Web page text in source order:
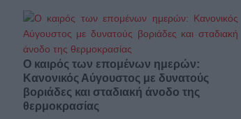
Ο καιρός των επομένων ημερών:
Κανονικός Αύγουστος με δυνατούς
βοριάδες και σταδιακή άνοδο της
θερμοκρασίας